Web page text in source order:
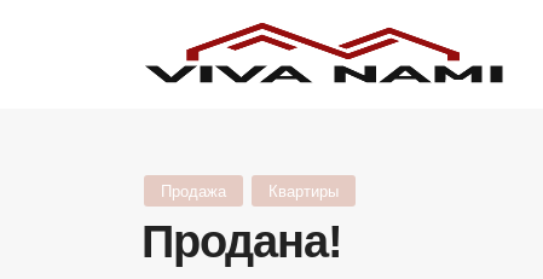
Продажа Квартиры
Продана!